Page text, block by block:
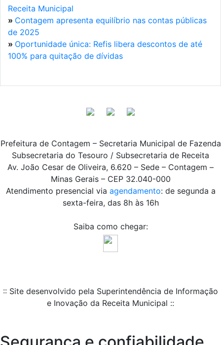
Receita Municipal
» Contagem apresenta equilíbrio nas contas públicas
de 2025
» Oportunidade única: Refis libera descontos de até
100% para quitação de dívidas
Prefeitura de Contagem – Secretaria Municipal de Fazenda
Subsecretaria do Tesouro / Subsecretaria de Receita
Av. João Cesar de Oliveira, 6.620 – Sede – Contagem –
Minas Gerais – CEP 32.040-000
Atendimento presencial via agendamento: de segunda a
sexta-feira, das 8h às 16h
Saiba como chegar:
:: Site desenvolvido pela Superintendência de Informação
e Inovação da Receita Municipal ::